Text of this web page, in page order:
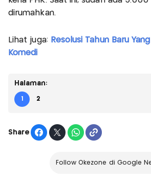
dirumahkan.
Lihat juga: Resolusi Tahun Baru
Komedi
Halaman:
1 2
Share
Follow Okezone di Google